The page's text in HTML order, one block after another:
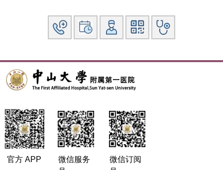
中国中西医结合学会周围疾病专业委员会血管通路专家委员会
学术研究：
衰老和血管疾病的基础与临床研究；静脉和血透通路相关基础
近年来发表国内外期刊论文近50篇，以第一/通讯（含共同）
在Cell等杂志发表SCI论文15篇；曾获国际静脉联盟（UIP）
年会最佳论文奖及中国血管病青年学者论坛汪忠镐奖。
广东省自然科学基金面上项目/博士启动项目等11项基金。
官方 APP
微信服务
微信订阅